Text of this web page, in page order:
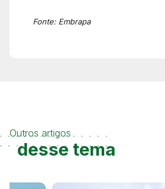
Fonte: Embrapa
Outros artigos
desse tema